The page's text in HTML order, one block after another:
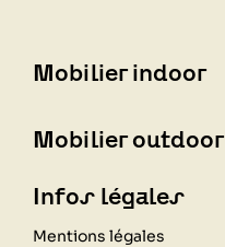
Mobilier indoor
Mobilier outdoor
Infos légales
Mentions légales